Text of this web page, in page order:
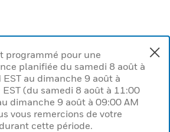
programmé pour une
planifiée du samedi 8 août à
au dimanche 9 août à
(du samedi 8 août à 11:00
dimanche 9 août à 09:00 AM
vous remercions de votre
cette période.